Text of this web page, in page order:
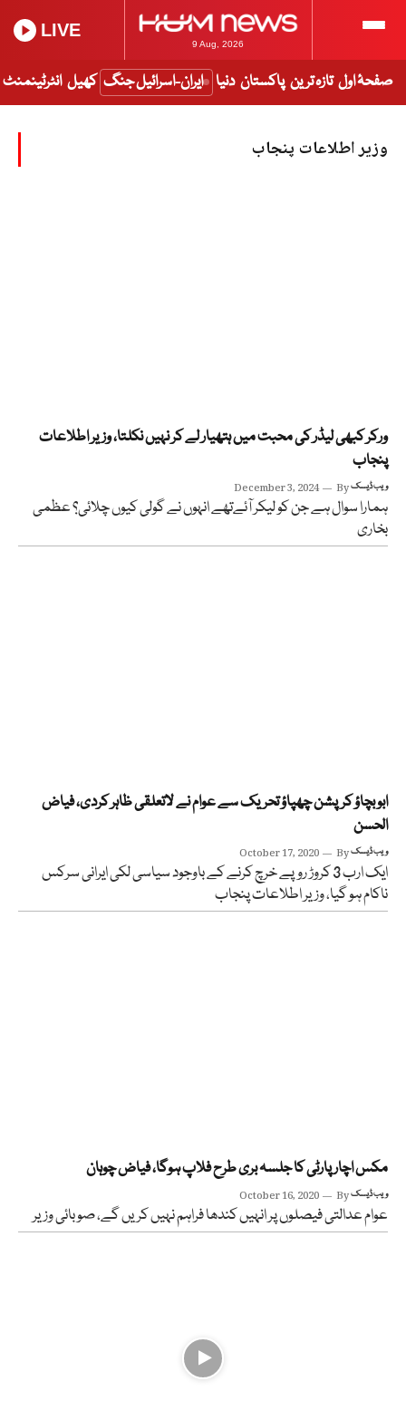
9 Aug, 2026
LIVE
صفحۂ اول تازہ ترین پاکستان دنیا ایران-اسرائیل جنگ کھیل انٹرٹینمنٹ
وزیر اطلاعات پنجاب
ورکر کبھی لیڈر کی محبت میں ہتھیار لے کر نہیں نکلتا، وزیر اطلاعات
پنجاب
December 3, 2024 Byویب ڈیسک
ہمارا سوال ہے جن کو لیکر آئےتھے انہوں نے گولی کیوں چلائی؟ عظمی
بخاری
ابو بچاؤ کرپشن چھپاؤ تحریک سے عوام نے لاتعلقی ظاہر کردی، فیاض
الحسن
October 17, 2020 Byویب ڈیسک
ایک ارب 3 کروڑ روپے خرچ کرنے کے باوجود سیاسی لکی ایرانی سرکس
ناکام ہو گیا، وزیر اطلاعات پنجاب
مکس اچار پارٹی کا جلسہ بری طرح فلاپ ہوگا، فیاض چوہان
October 16, 2020 Byویب ڈیسک
عوام عدالتی فیصلوں پر انہیں کندھا فراہم نہیں کریں گے، صوبائی وزیر